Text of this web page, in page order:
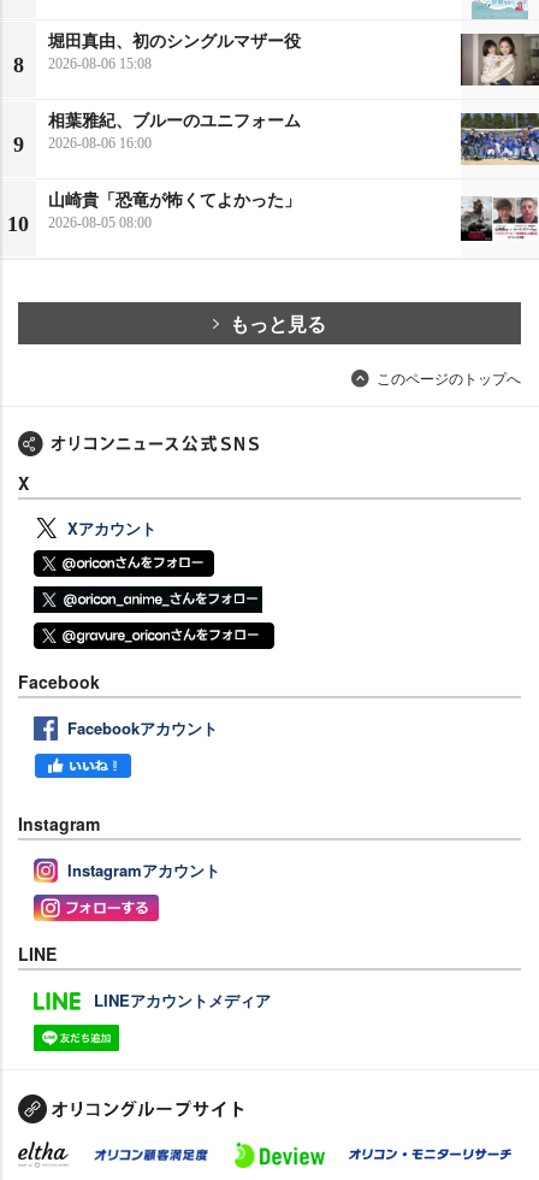
8
堀田真由、初のシングルマザー役
2026-08-06 15:08
9
相葉雅紀、ブルーのユニフォーム
2026-08-06 16:00
10
山崎貴「恐竜が怖くてよかった」
2026-08-05 08:00
もっと見る
このページのトップへ
X
Xアカウント
Facebook
Facebookアカウント
Instagram
Instagramアカウント
LINE
LINEアカウントメディア